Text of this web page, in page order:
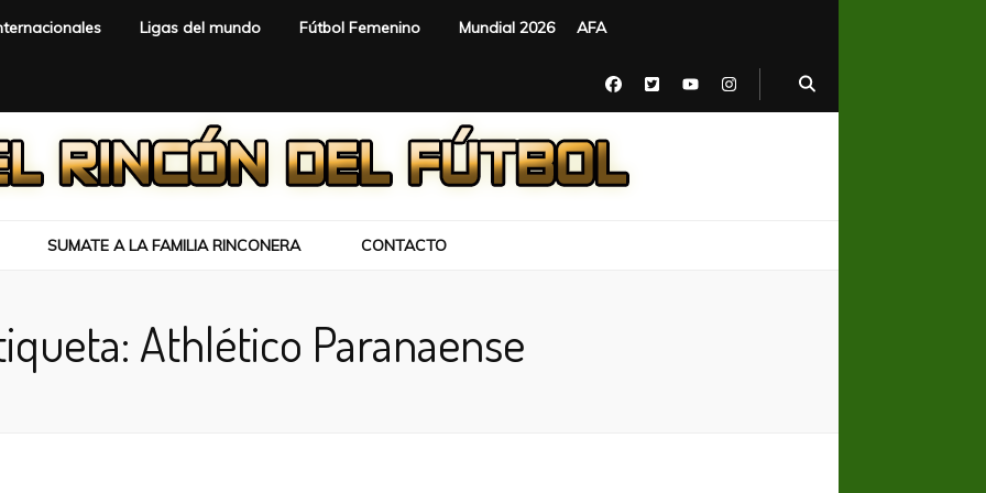
Ligas del mundo Fútbol Femenino Mundial 2026 AFA
SUMATE A LA FAMILIA RINCONERA CONTACTO
Athlético Paranaense